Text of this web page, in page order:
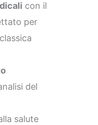
con il
per
del
salute